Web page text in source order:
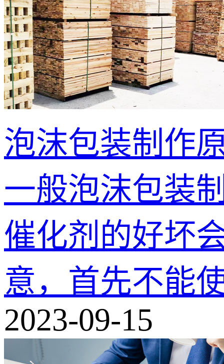
泡沫包装制作
一般泡沫包装
催化剂的好坏
意，首先不能
2023-09-15